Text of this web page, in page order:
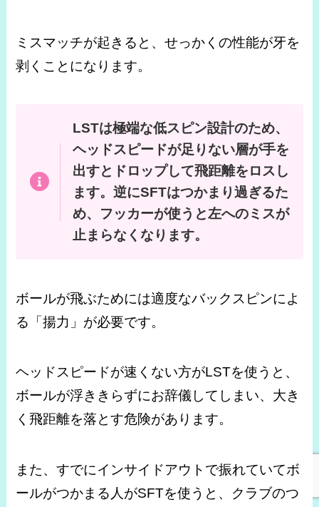
ミスマッチが起きると、せっかくの性能が牙を
剥くことになります。
LSTは極端な低スピン設計のため、
ヘッドスピードが足りない層が手を
出すとドロップして飛距離をロスし
ます。逆にSFTはつかまり過ぎるた
め、フッカーが使うと左へのミスが
止まらなくなります。
ボールが飛ぶためには適度なバックスピンによ
る「揚力」が必要です。
ヘッドスピードが速くない方がLSTを使うと、
ボールが浮ききらずにお辞儀してしまい、大き
く飛距離を落とす危険があります。
また、すでにインサイドアウトで振れていてボ
ールがつかまる人がSFTを使うと、クラブのつ